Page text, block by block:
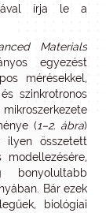
írja le a
Materials
egyezést
mérésekkel,
szinkrotronos
(1–2. ábra)
ilyen összetett
modellezésére,
Bár ezek
biológiai